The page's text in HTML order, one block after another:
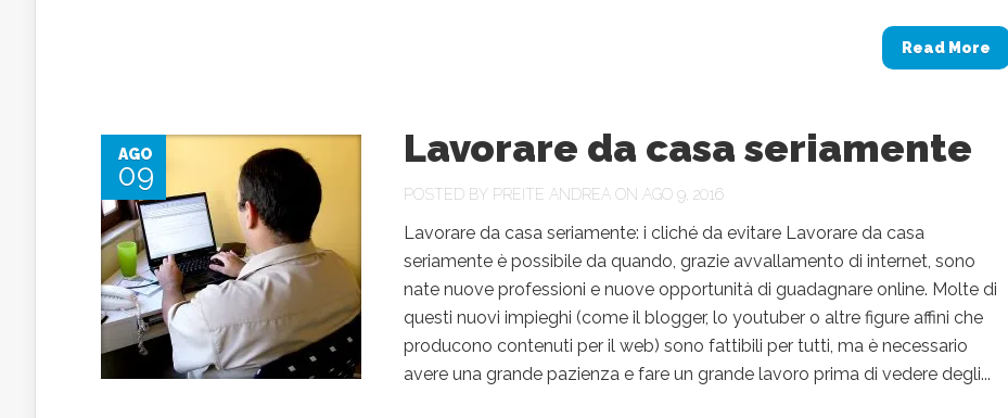
Read More
AGO
09
Lavorare da casa seriamente
POSTED BY PREITE ANDREA ON AGO 9, 2016
Lavorare da casa seriamente: i cliché da evitare Lavorare da casa
seriamente è possibile da quando, grazie avvallamento di internet, sono
nate nuove professioni e nuove opportunità di guadagnare online. Molte di
questi nuovi impieghi (come il blogger, lo youtuber o altre figure affini che
producono contenuti per il web) sono fattibili per tutti, ma è necessario
avere una grande pazienza e fare un grande lavoro prima di vedere degli...